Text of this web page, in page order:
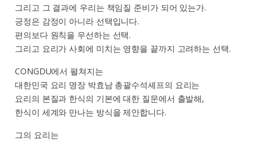
그리고 그 결과에 우리는 책임질 준비가 되어 있는가.
긍정은 감정이 아니라 선택입니다.
편의보다 원칙을 우선하는 선택.
그리고 요리가 사회에 미치는 영향을 끝까지 고려하는 선택.
CONGDU에서 펼쳐지는
대한민국 요리 명장 박효남 총괄수석셰프의 요리는
요리의 본질과 한식의 기본에 대한 질문에서 출발해,
한식이 세계와 만나는 방식을 제안합니다.
그의 요리는